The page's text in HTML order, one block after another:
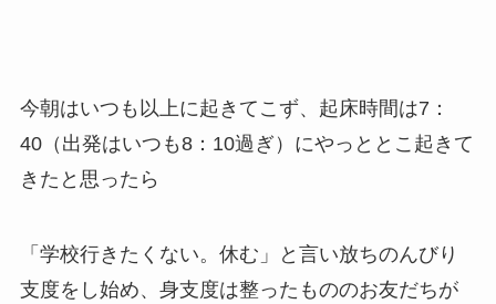
今朝はいつも以上に起きてこず、起床時間は7：
40（出発はいつも8：10過ぎ）にやっととこ起きて
きたと思ったら
「学校行きたくない。休む」と言い放ちのんびり
支度をし始め、身支度は整ったもののお友だちが